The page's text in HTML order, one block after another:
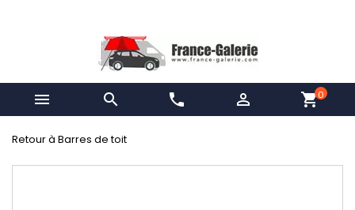
  phone  shopping_cart0
Retour à Barres de toit